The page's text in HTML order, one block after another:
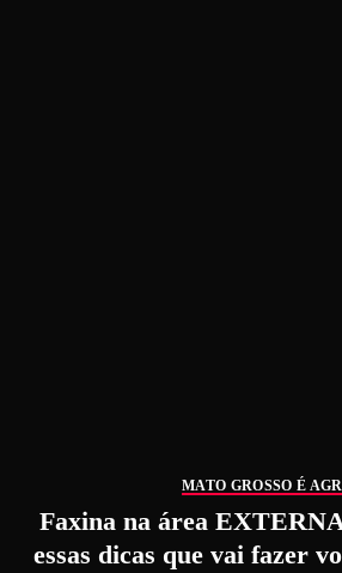
MATO GROSSO É
Faxina na área
essas dicas que vai fazer